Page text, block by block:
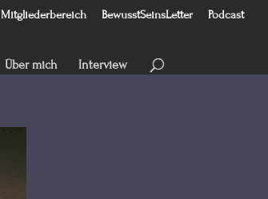
Mitgliederbereich BewusstSeinsLetter Podcast
Über mich Interview